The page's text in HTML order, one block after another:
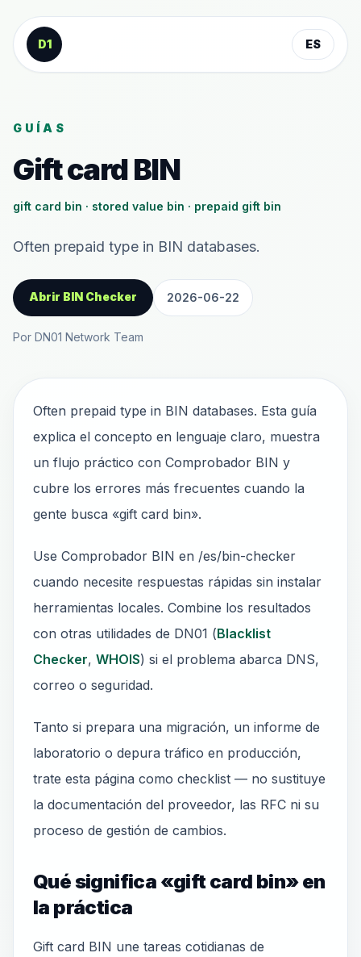
Saltar al contenido
D1
ES
GUÍAS
Gift card BIN
gift card bin · stored value bin · prepaid gift bin
Often prepaid type in BIN databases.
Abrir BIN Checker 2026-06-22
Por DN01 Network Team
Often prepaid type in BIN databases. Esta guía
explica el concepto en lenguaje claro, muestra
un flujo práctico con Comprobador BIN y
cubre los errores más frecuentes cuando la
gente busca «gift card bin».
Use Comprobador BIN en /es/bin-checker
cuando necesite respuestas rápidas sin instalar
herramientas locales. Combine los resultados
con otras utilidades de DN01 (Blacklist
Checker, WHOIS) si el problema abarca DNS,
correo o seguridad.
Tanto si prepara una migración, un informe de
laboratorio o depura tráfico en producción,
trate esta página como checklist — no sustituye
la documentación del proveedor, las RFC ni su
proceso de gestión de cambios.
Qué significa «gift card bin» en
la práctica
Gift card BIN une tareas cotidianas de